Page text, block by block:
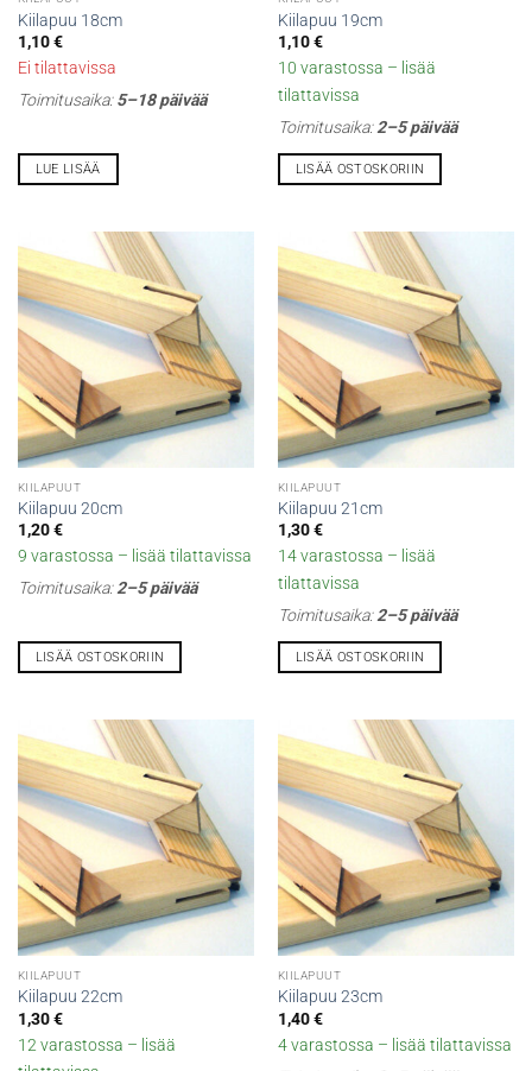
Kiilapuu 18cm
1,10€
Ei tilattavissa
Toimitusaika:5–18 päivää
LUE LISÄÄ
Kiilapuu 19cm
1,10€
10 varastossa – lisää
tilattavissa
Toimitusaika:2–5 päivää
LISÄÄ OSTOSKORIIN
KIILAPUUT
Kiilapuu 20cm
1,20€
9 varastossa – lisää tilattavissa
Toimitusaika:2–5 päivää
LISÄÄ OSTOSKORIIN
KIILAPUUT
Kiilapuu 21cm
1,30€
14 varastossa – lisää
tilattavissa
Toimitusaika:2–5 päivää
LISÄÄ OSTOSKORIIN
KIILAPUUT
Kiilapuu 22cm
1,30€
12 varastossa – lisää
KIILAPUUT
Kiilapuu 23cm
1,40€
4 varastossa – lisää tilattavissa